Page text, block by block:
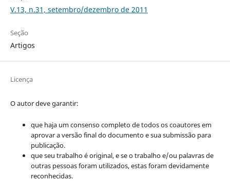
V.13, n.31, setembro/dezembro de 2011
Seção
Artigos
Licença
O autor deve garantir:
que haja um consenso completo de todos os coautores em
aprovar a versão final do documento e sua submissão para
publicação.
que seu trabalho é original, e se o trabalho e/ou palavras de
outras pessoas foram utilizados, estas foram devidamente
reconhecidas.